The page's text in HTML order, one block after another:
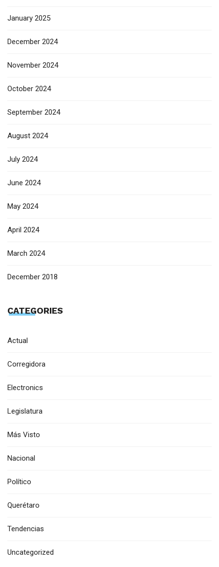
January 2025
December 2024
November 2024
October 2024
September 2024
August 2024
July 2024
June 2024
May 2024
April 2024
March 2024
December 2018
CATEGORIES
Actual
Corregidora
Electronics
Legislatura
Más Visto
Nacional
Político
Querétaro
Tendencias
Uncategorized